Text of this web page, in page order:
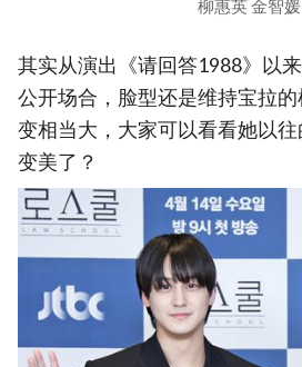
柳惠英 金智媛
其实从演出《请回答1988》以
公开场合，脸型还是维持宝拉
变相当大，大家可以看看她以
变美了？